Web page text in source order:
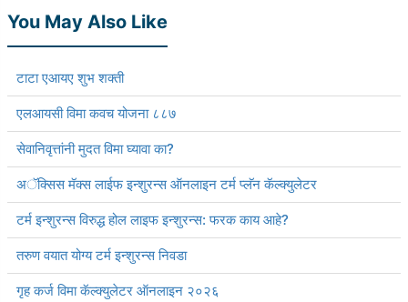
You May Also Like
टाटा एआयए शुभ शक्ती
एलआयसी विमा कवच योजना ८८७
सेवानिवृत्तांनी मुदत विमा घ्यावा का?
अॅक्सिस मॅक्स लाईफ इन्शुरन्स ऑनलाइन टर्म प्लॅन कॅल्क्युलेटर
टर्म इन्शुरन्स विरुद्ध होल लाइफ इन्शुरन्स: फरक काय आहे?
तरुण वयात योग्य टर्म इन्शुरन्स निवडा
गृह कर्ज विमा कॅल्क्युलेटर ऑनलाइन २०२६